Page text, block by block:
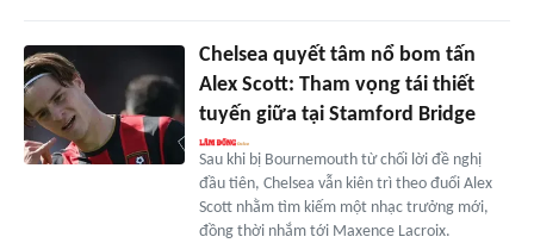
Chelsea quyết tâm nổ bom tấn
Alex Scott: Tham vọng tái thiết
tuyến giữa tại Stamford Bridge
Sau khi bị Bournemouth từ chối lời đề nghị
đầu tiên, Chelsea vẫn kiên trì theo đuổi Alex
Scott nhằm tìm kiếm một nhạc trưởng mới,
đồng thời nhắm tới Maxence Lacroix.